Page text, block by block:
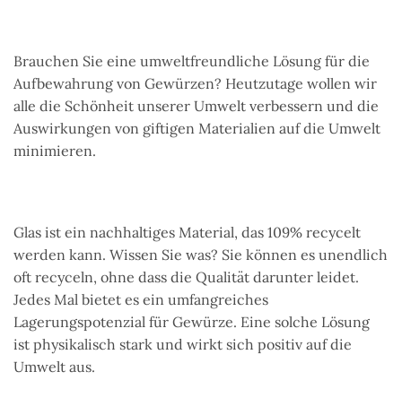
Brauchen Sie eine umweltfreundliche Lösung für die
Aufbewahrung von Gewürzen? Heutzutage wollen wir
alle die Schönheit unserer Umwelt verbessern und die
Auswirkungen von giftigen Materialien auf die Umwelt
minimieren.
Glas ist ein nachhaltiges Material, das 109% recycelt
werden kann. Wissen Sie was? Sie können es unendlich
oft recyceln, ohne dass die Qualität darunter leidet.
Jedes Mal bietet es ein umfangreiches
Lagerungspotenzial für Gewürze. Eine solche Lösung
ist physikalisch stark und wirkt sich positiv auf die
Umwelt aus.